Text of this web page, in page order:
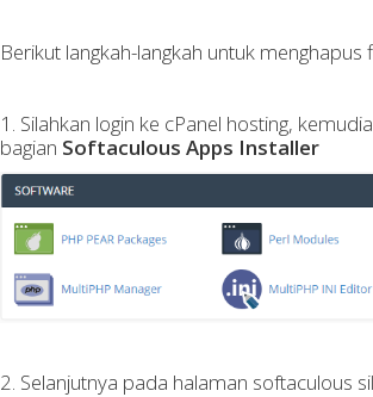
Berikut langkah-langkah untuk menghapus
1. Silahkan login ke cPanel hosting,
bagian Softaculous Apps Installer
2. Selanjutnya pada halaman softaculous